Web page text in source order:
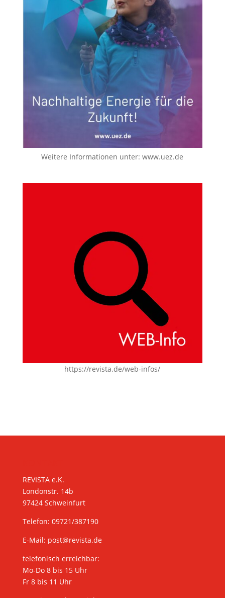
Weitere Informationen unter:www.uez.de
https://revista.de/web-infos/
REVISTA e.K.
Londonstr. 14b
97424 Schweinfurt
Telefon: 09721/387190
E-Mail: post@revista.de
telefonisch erreichbar:
Mo-Do 8 bis 15 Uhr
Fr 8 bis 11 Uhr